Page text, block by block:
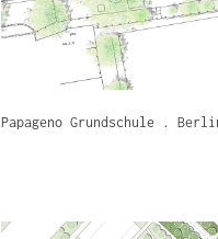
Papageno Grundschule .